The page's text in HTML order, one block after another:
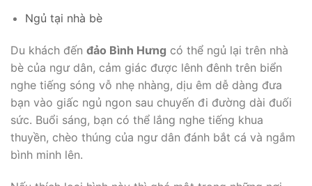
Ngủ tại nhà bè
Du khách đến đảo Bình Hưng có thể ngủ lại trên nhà
bè của ngư dân, cảm giác được lênh đênh trên biển
nghe tiếng sóng vỗ nhẹ nhàng, dịu êm dễ dàng đưa
bạn vào giấc ngủ ngon sau chuyến đi đường dài đuối
sức. Buổi sáng, bạn có thể lắng nghe tiếng khua
thuyền, chèo thúng của ngư dân đánh bắt cá và ngắm
bình minh lên.